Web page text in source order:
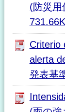
(防災用
Criterio
alerta
発表基